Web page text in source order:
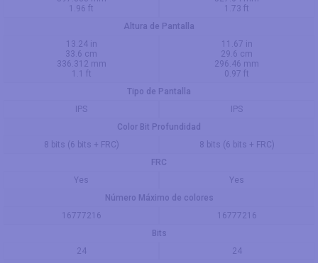
1.96 ft
1.73 ft
Altura de Pantalla
13.24 in
33.6 cm
336.312 mm
1.1 ft
11.67 in
29.6 cm
296.46 mm
0.97 ft
Tipo de Pantalla
IPS
IPS
Color Bit Profundidad
8 bits (6 bits + FRC)
8 bits (6 bits + FRC)
FRC
Yes
Yes
Número Máximo de colores
16777216
16777216
Bits
24
24